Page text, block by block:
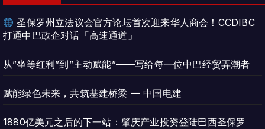
圣保罗州立法议会官方论坛首次迎来华人商会！CCDIBC
打通中巴政企对话「高速通道」
从”坐等红利”到”主动赋能”——写给每一位中巴经贸弄潮者
赋能绿色未来，共筑基建桥梁 — 中国电建
1880亿美元之后的下一站：肇庆产业投资登陆巴西圣保罗